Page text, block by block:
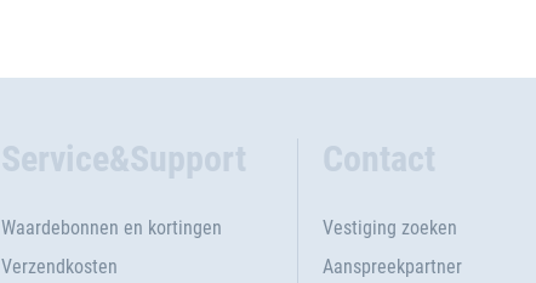
Service&Support
Waardebonnen en kortingen
Verzendkosten
Contact
Vestiging zoeken
Aanspreekpartner